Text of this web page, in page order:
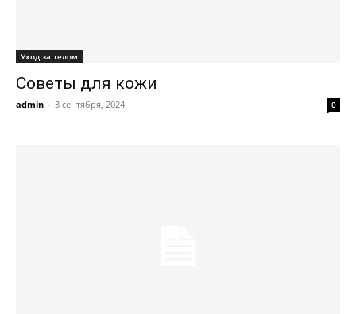
Уход за телом
Советы для кожи
admin - 3 сентября, 2024 0